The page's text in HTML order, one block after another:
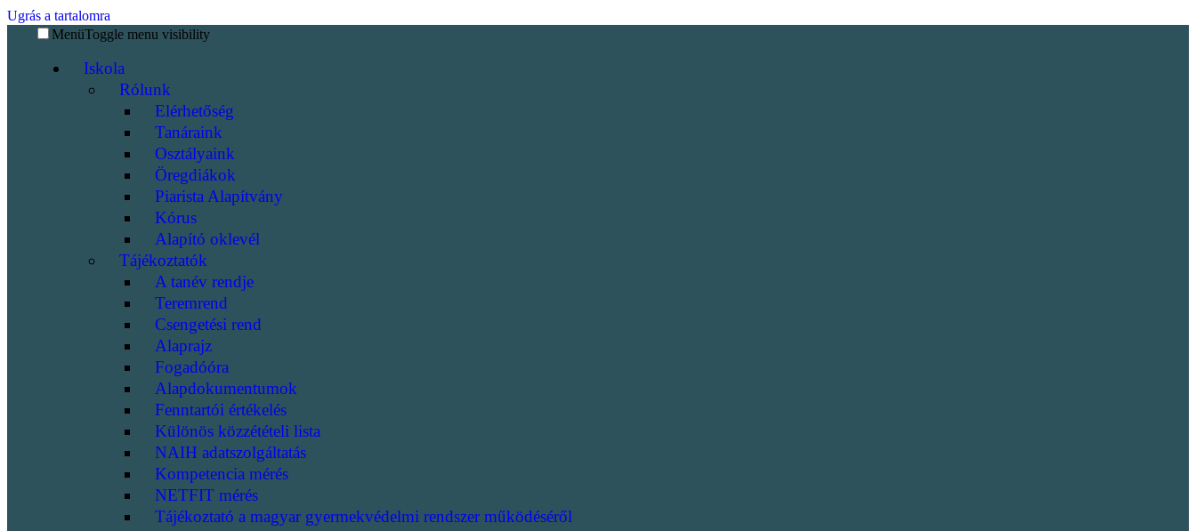
Ugrás a tartalomra
MenüToggle menu visibility
Iskola
Rólunk
Elérhetőség
Tanáraink
Osztályaink
Öregdiákok
Piarista Alapítvány
Kórus
Alapító oklevél
Tájékoztatók
A tanév rendje
Teremrend
Csengetési rend
Alaprajz
Fogadóóra
Alapdokumentumok
Fenntartói értékelés
Különös közzétételi lista
NAIH adatszolgáltatás
Kompetencia mérés
NETFIT mérés
Tájékoztató a magyar gyermekvédelmi rendszer működéséről